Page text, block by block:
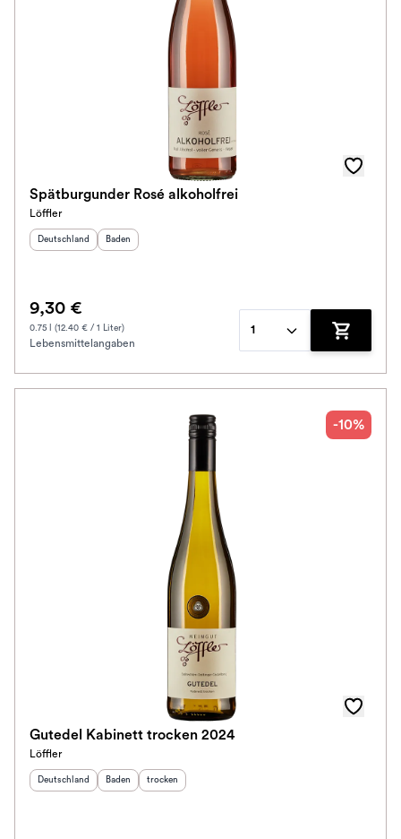
Spätburgunder Rosé alkoholfrei
Löffler
Herkunftsland
Deutschland Herkunftsregion
Baden
9,30 €
0.75 l (12.40 € / 1 Liter)
Lebensmittelangaben
1
Zum
-10%
Gutedel Kabinett trocken 2024
Löffler
Herkunftsland
Deutschland Herkunftsregion:
Baden Geschmack
trocken